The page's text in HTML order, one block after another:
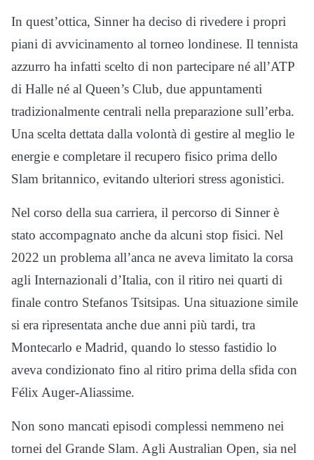
In quest’ottica, Sinner ha deciso di rivedere i propri
piani di avvicinamento al torneo londinese. Il tennista
azzurro ha infatti scelto di non partecipare né all’ATP
di Halle né al Queen’s Club, due appuntamenti
tradizionalmente centrali nella preparazione sull’erba.
Una scelta dettata dalla volontà di gestire al meglio le
energie e completare il recupero fisico prima dello
Slam britannico, evitando ulteriori stress agonistici.
Nel corso della sua carriera, il percorso di Sinner è
stato accompagnato anche da alcuni stop fisici. Nel
2022 un problema all’anca ne aveva limitato la corsa
agli Internazionali d’Italia, con il ritiro nei quarti di
finale contro Stefanos Tsitsipas. Una situazione simile
si era ripresentata anche due anni più tardi, tra
Montecarlo e Madrid, quando lo stesso fastidio lo
aveva condizionato fino al ritiro prima della sfida con
Félix Auger-Aliassime.
Non sono mancati episodi complessi nemmeno nei
tornei del Grande Slam. Agli Australian Open, sia nel